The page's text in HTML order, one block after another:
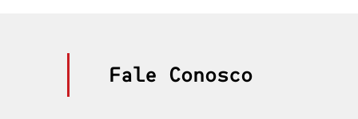
Fale Conosco